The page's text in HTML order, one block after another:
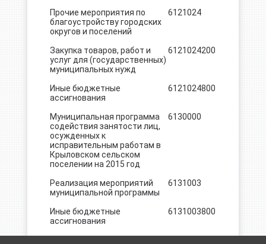
Прочие мероприятия по
благоустройству городских
округов и поселений
6121024
Закупка товаров, работ и
услуг для (государственных)
муниципальных нужд
6121024200
Иные бюджетные
ассигнования
6121024800
Муниципальная программа
содействия занятости лиц,
осужденных к
исправительным работам в
Крыловском сельском
поселении на 2015 год
6130000
Реализация мероприятий
муниципальной программы
6131003
Иные бюджетные
ассигнования
6131003800